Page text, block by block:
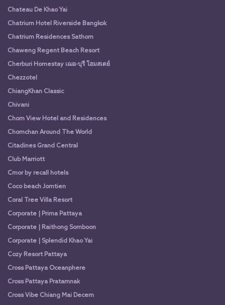
Chateau De Khao Yai
Chatrium Hotel Riverside Bangkok
Chatrium Residences Sathorn
Chaweng Regent Beach Resort
Cherburi Homestay เฌอ-บุรี โฮมสเตย์
Chezzotel
ChiangKhan Classic
Chivani
Chom View Hotel and Residences
Chomchan Around The World
Citadines Grand Central
Club Marriott
Cmor by recall hotels
Coco beach Jomtien
Coral Tree Villa Resort
Corporate | Prima Pattaya
Corporate | Raithong Somboon
Corporate | Splendid Khao Yai
Cozy Resort Pattaya
Cross Pattaya Oceanphere
Cross Pattaya Pratamnak
Cross Vibe Chiang Mai Decem